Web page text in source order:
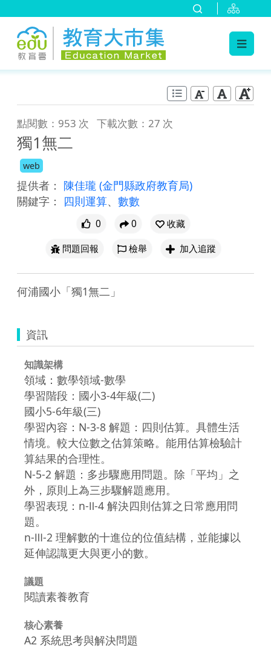
點閱數：953 次 下載次數：27 次
獨1無二
web
提供者： 陳佳瓏 (金門縣政府教育局)
關鍵字：
四則運算、 數數
0 0
收藏
問題回報
檢舉 加入追蹤
何浦國小「獨1無二」
資訊
知識架構
領域：數學領域-數學
學習階段：國小3-4年級(二)
國小5-6年級(三)
學習內容：N-3-8 解題：四則估算。具體生活
情境。較大位數之估算策略。能用估算檢驗計
算結果的合理性。
N-5-2 解題：多步驟應用問題。除「平均」之
外，原則上為三步驟解題應用。
學習表現：n-Ⅱ-4 解決四則估算之日常應用問
題。
n-Ⅲ-2 理解數的十進位的位值結構，並能據以
延伸認識更大與更小的數。
議題
閱讀素養教育
核心素養
A2 系統思考與解決問題